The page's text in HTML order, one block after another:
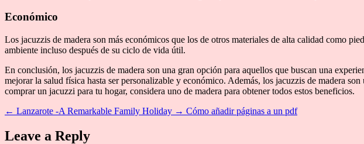
Económico
Los jacuzzis de madera son más económicos que los de otros materiales de alta calidad como
ambiente incluso después de su ciclo de vida útil.
En conclusión, los jacuzzis de madera son una gran opción para aquellos que buscan una
mejorar la salud física hasta ser personalizable y económico. Además, los jacuzzis de madera
comprar un jacuzzi para tu hogar, considera uno de madera para obtener todos estos beneficios.
← Lanzarote -A Remarkable Family Holiday → Cómo añadir páginas a un pdf
Leave a Reply